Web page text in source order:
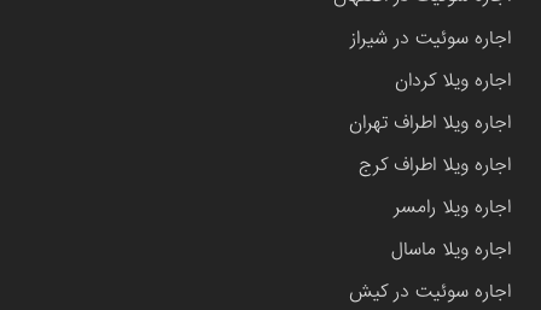
اجاره سوئیت در شیراز
اجاره ویلا کردان
اجاره ویلا اطراف تهران
اجاره ویلا اطراف کرج
اجاره ویلا رامسر
اجاره ویلا ماسال
اجاره سوئیت در کیش